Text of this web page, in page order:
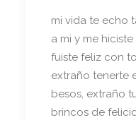
mi vida te echo
a mi y me
fuiste feliz con
extraño tenerte
besos, extraño
brincos de